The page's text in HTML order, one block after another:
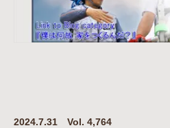
2024.7.31 Vol. 4,764